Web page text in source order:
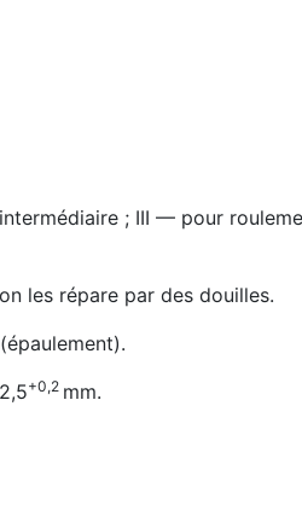
; III — pour
les répare par des douilles.
+0,2 mm.